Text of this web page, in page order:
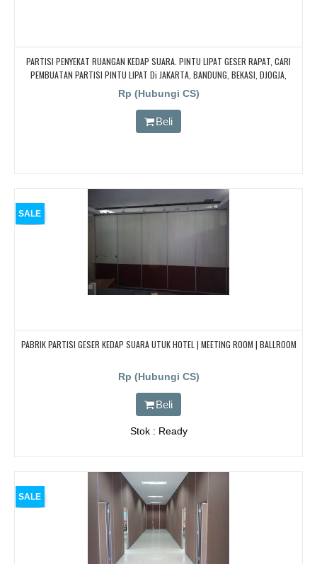
PARTISI PENYEKAT RUANGAN KEDAP SUARA. PINTU LIPAT GESER RAPAT, CARI
PEMBUATAN PARTISI PINTU LIPAT Di JAKARTA, BANDUNG, BEKASI, DJOGJA,
YOGYAKARTA TANGERANG, BOGOR, Redam/kedap Suara
Rp (Hubungi CS)
Beli
SALE
PABRIK PARTISI GESER KEDAP SUARA UTUK HOTEL | MEETING ROOM | BALLROOM
Rp (Hubungi CS)
Beli
Stok : Ready
SALE